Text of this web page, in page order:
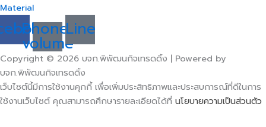
Material
Phone-
volume
Line
Copyright © 2026 บจก.พิพัฒนกิจเทรดดิ้ง | Powered by
บจก.พิพัฒนกิจเทรดดิ้ง
เว็บไซต์นี้มีการใช้งานคุกกี้ เพื่อเพิ่มประสิทธิภาพและประสบการณ์ที่ดีในการ
ใช้งานเว็บไซต์ คุณสามารถศึกษารายละเอียดได้ที่ นโยบายความเป็นส่วนตัว